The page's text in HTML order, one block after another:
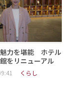
力を堪能 ホテル
をリニューアル
くらし